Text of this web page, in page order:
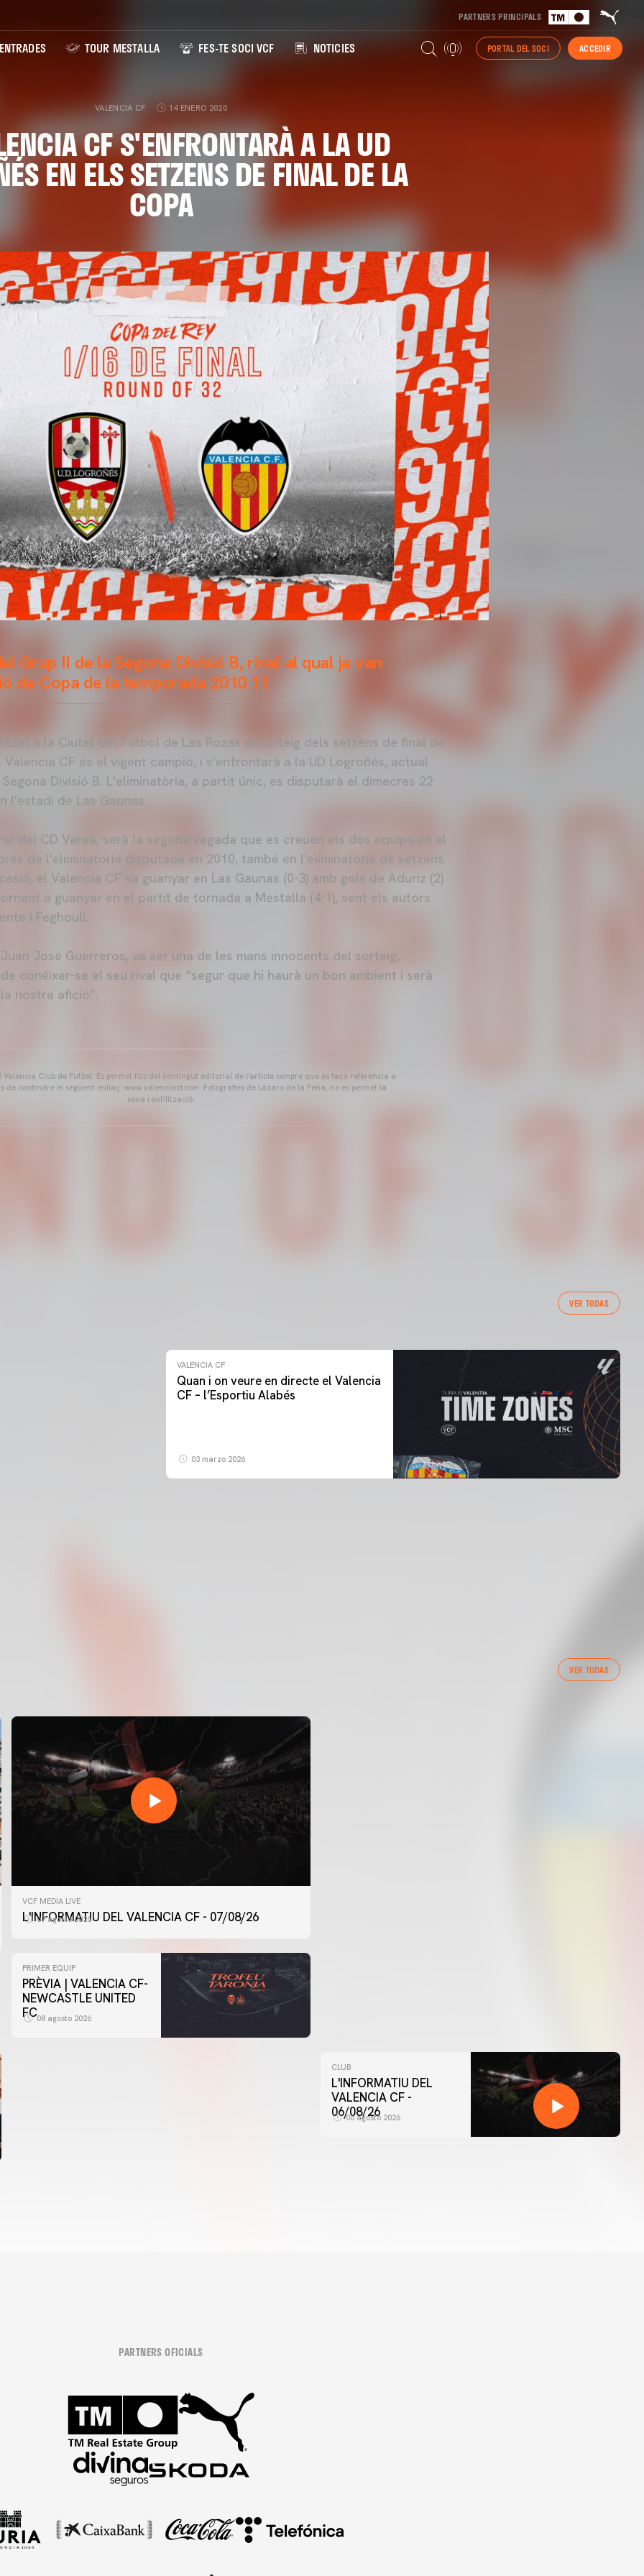
PARTNERS PRINCIPALS
ENTRADES TOUR MESTALLA FES-TE SOCI VCF NOTICIES PORTAL DEL SOCI ACCEDIR
VALENCIA CF 14 ENERO 2020
CF S'ENFRONTARÀ A LA UD
EN ELS SETZENS DE FINAL DE LA
COPA
Grup II de la Segona Divisió B, rival al qual ja van
de Copa de la temporada 2010.11
a la Ciutat del Futbol de Las Rozas el sorteig dels setzens de final de
CF és el vigent campió, i s'enfrontarà a la UD Logroñés, actual
Divisió B. L'eliminatòria, a partit únic, es disputarà el dimecres 22
l'estadi de Las Gaunas.
del CD Varea, serà la segona vegada que es creuen els dos equips en el
de l'eliminatòria disputada en 2010, també en l'eliminatòria de setzens
el Valencia CF va guanyar en Las Gaunas (0-3) amb gols de Aduriz (2)
a guanyar en el partit de tornada a Mestalla (4-1), sent els autors
i Feghouli.
José Guerreros, va ser una de les mans innocents del sorteig,
conéixer-se el seu rival que “segur que hi haurà un bon ambient i serà
nostra afició”.
Valencia Club de Futbol. Es permet l'ús del contingut editorial de l'article sempre que es faça referència a
de contindre el següent enllaç: www.valenciacf.com. Fotografies de Lázaro de la Peña, no es permet la
seua reutilització.
VER TODAS
VALENCIA CF
Quan i on veure en directe el Valencia
CF – l’Esportiu Alabés
03 marzo 2026
VER TODAS
VCF MEDIA LIVE
L'INFORMATIU DEL VALENCIA CF - 07/08/26
07 agosto 2026
ENTRENAMENT DEL VALENCIA CF 7/8/2026
PRIMER EQUIP
PRÈVIA | VALENCIA CF-
NEWCASTLE UNITED
FC08 agosto 2026
CLUB
L'INFORMATIU DEL
VALENCIA CF -
06/08/26
06 agosto 2026
PARTNERS OFICIALS